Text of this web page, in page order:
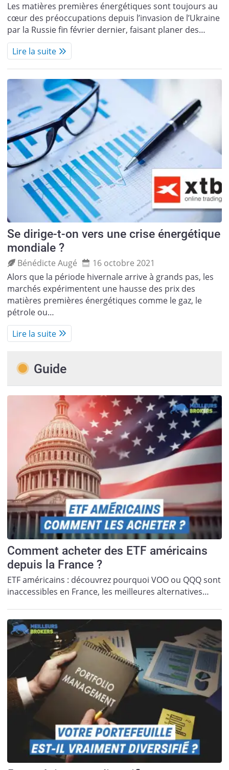
Les matières premières énergétiques sont toujours au
cœur des préoccupations depuis l’invasion de l’Ukraine
par la Russie fin février dernier, faisant planer des…
Lire la suite
Se dirige-t-on vers une crise énergétique
mondiale ?
Bénédicte Augé
16 octobre 2021
Alors que la période hivernale arrive à grands pas, les
marchés expérimentent une hausse des prix des
matières premières énergétiques comme le gaz, le
pétrole ou…
Lire la suite
Guide
Comment acheter des ETF américains
depuis la France ?
ETF américains : découvrez pourquoi VOO ou QQQ sont
inaccessibles en France, les meilleures alternatives…